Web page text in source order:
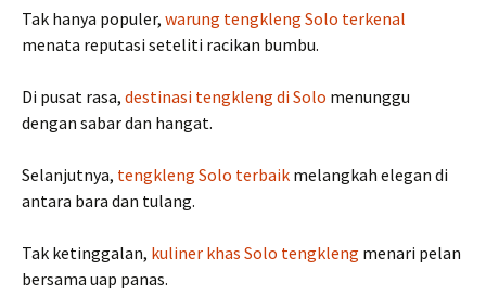
Tak hanya populer, warung tengkleng Solo terkenal
menata reputasi seteliti racikan bumbu.
Di pusat rasa, destinasi tengkleng di Solo menunggu
dengan sabar dan hangat.
Selanjutnya, tengkleng Solo terbaik melangkah elegan di
antara bara dan tulang.
Tak ketinggalan, kuliner khas Solo tengkleng menari pelan
bersama uap panas.